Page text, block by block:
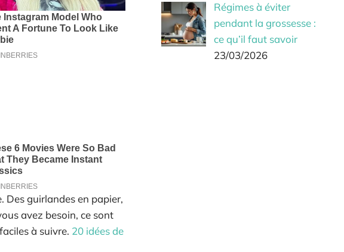
Des guirlandes en papier,
avez besoin, ce sont
à suivre. 20 idées de
Régimes à éviter
pendant la grossesse :
ce qu’il faut savoir
23/03/2026